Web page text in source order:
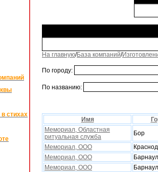
стихах
На главную/База компаний/
По городу:
По названию:
Имя
Мемориал, Областная
ритуальная служба
Бор
Мемориал, ООО
Мемориал, ООО
Барнаул
Мемориал, ООО
Барнаул